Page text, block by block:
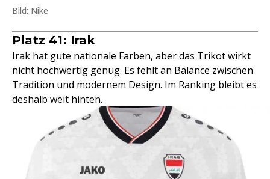
Bild: Nike
Platz 41: Irak
Irak hat gute nationale Farben, aber das Trikot wirkt
nicht hochwertig genug. Es fehlt an Balance zwischen
Tradition und modernem Design. Im Ranking bleibt es
deshalb weit hinten.